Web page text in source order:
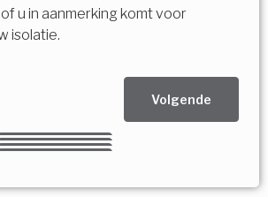
u in aanmerking komt voor
isolatie.
Volgende
keuzes mogelijk
Volgende